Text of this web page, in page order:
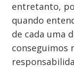
entretanto,
quando
de cada uma
conseguimos